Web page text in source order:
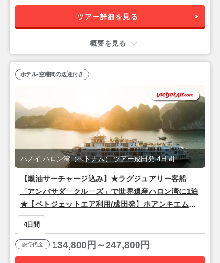
ツアー詳細を見る
概要を見る
【燃油サーチャージ込み】★ラグジュアリー客船
「アンバサダークルーズ」で世界遺産ハロン湾に1泊
★【ベトジェットエア利用/成田発】ホアンキエム湖
近く！観光に便利でスタイリッシュな4つ星『ザ・チ
ーブティック・ハノイ（スーペリアルーム）』宿泊
ハノイ2泊4日
ハノイ,ハロン湾（ベトナム） ツアー成田発 4日間
ホテル-空港間の送迎付き
4日間
旅行代金 134,800円～247,800円